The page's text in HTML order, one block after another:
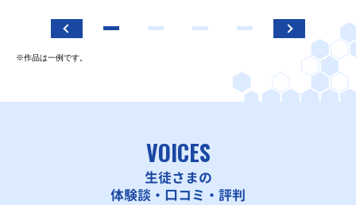
※作品は一例です。
VOICES
生徒さまの
体験談・口コミ・評判